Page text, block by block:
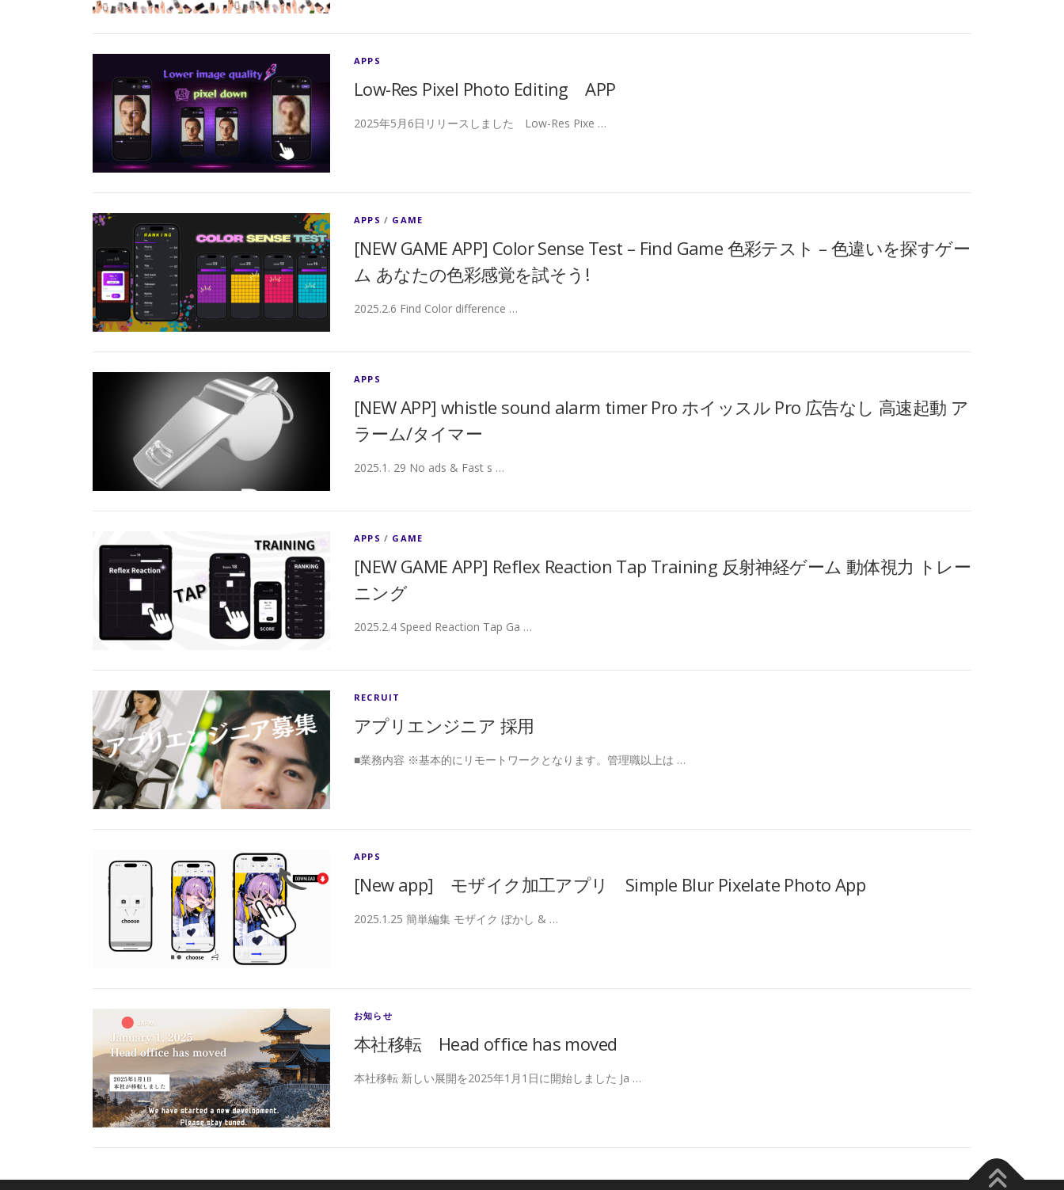
APPS
Low-Res Pixel Photo Editing APP
2025年5月6日リリースしました Low-Res Pixe …
APPS / GAME
[NEW GAME APP] Color Sense Test – Find Game 色彩テスト – 色違いを探すゲー
ム あなたの色彩感覚を試そう!
2025.2.6 Find Color difference …
APPS
[NEW APP] whistle sound alarm timer Pro ホイッスル Pro 広告なし 高速起動 ア
ラーム/タイマー
2025.1. 29 No ads & Fast s …
APPS / GAME
[NEW GAME APP] Reflex Reaction Tap Training 反射神経ゲーム 動体視力 トレー
ニング
2025.2.4 Speed Reaction Tap Ga …
RECRUIT
アプリエンジニア 採用
■業務内容 ※基本的にリモートワークとなります。管理職以上は …
APPS
[New app] モザイク加工アプリ Simple Blur Pixelate Photo App
2025.1.25 簡単編集 モザイク ぼかし & …
お知らせ
本社移転 Head office has moved
本社移転 新しい展開を2025年1月1日に開始しました Ja …